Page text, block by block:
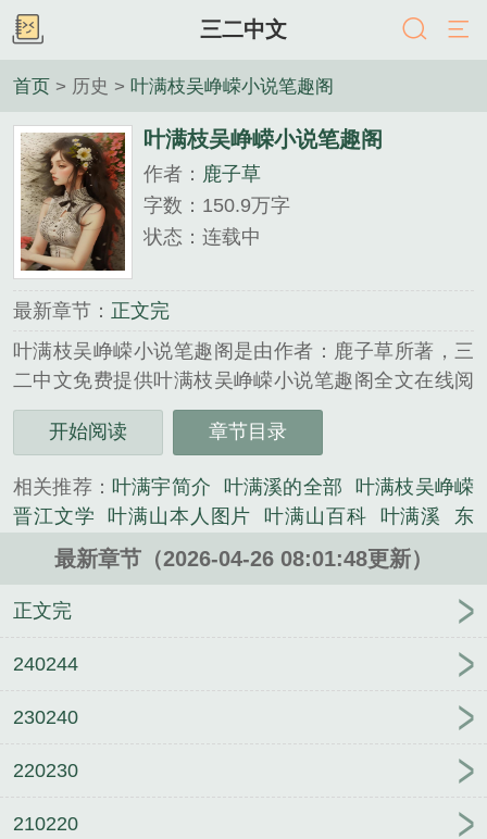
三二中文
首页 > 历史 > 叶满枝吴峥嵘小说笔趣阁
叶满枝吴峥嵘小说笔趣阁
作者： 鹿子草
字数：150.9万字
状态：连载中
最新章节： 正文完
叶满枝吴峥嵘小说笔趣阁是由作者：鹿子草所著，三
二中文免费提供叶满枝吴峥嵘小说笔趣阁全文在线阅
读。
三秒记住本站：三二中文 网址：www.32zw.cc...
史类小说。
开始阅读 章节目录
相关推荐： 叶满宇简介 叶满溪的全部
叶满枝吴峥嵘
晋江文学
叶满山本人图片 叶满山百科 叶满溪
东
莞叶满枝 叶满寒溪的全部 叶满山作品 叶满是什么
东莞叶满枝个人信息 叶满枝的全部歌词
角叫叶满溪
主人翁
最新章节（2026-04-26 08:01:48更新）
正文完
240244
230240
220230
210220